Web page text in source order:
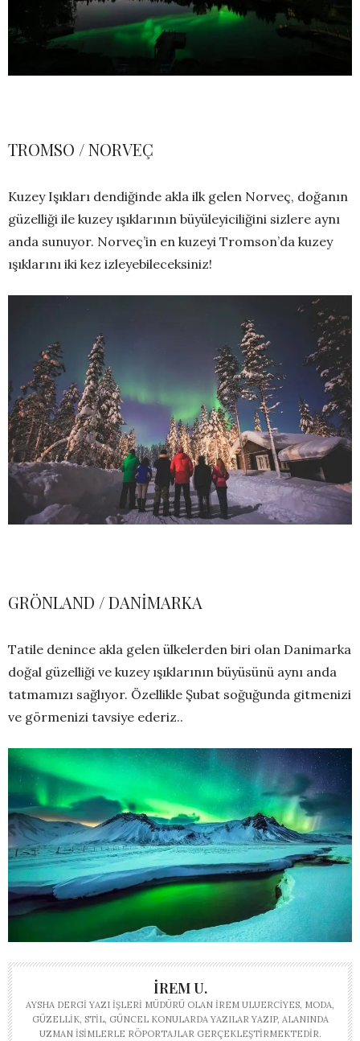
TROMSO / NORVEÇ
Kuzey Işıkları dendiğinde akla ilk gelen Norveç, doğanın
güzelliği ile kuzey ışıklarının büyüleyiciliğini sizlere aynı
anda sunuyor. Norveç’in en kuzeyi Tromson’da kuzey
ışıklarını iki kez izleyebileceksiniz!
GRÖNLAND / DANİMARKA
Tatile denince akla gelen ülkelerden biri olan Danimarka
doğal güzelliği ve kuzey ışıklarının büyüsünü aynı anda
tatmamızı sağlıyor. Özellikle Şubat soğuğunda gitmenizi
ve görmenizi tavsiye ederiz..
İREM U.
AYSHA DERGI YAZI İŞLERI MÜDÜRÜ OLAN İREM ULUERCIYES, MODA,
GÜZELLIK, STIL, GÜNCEL KONULARDA YAZILAR YAZIP, ALANINDA
UZMAN ISIMLERLE RÖPORTAJLAR GERÇEKLEŞTIRMEKTEDIR.